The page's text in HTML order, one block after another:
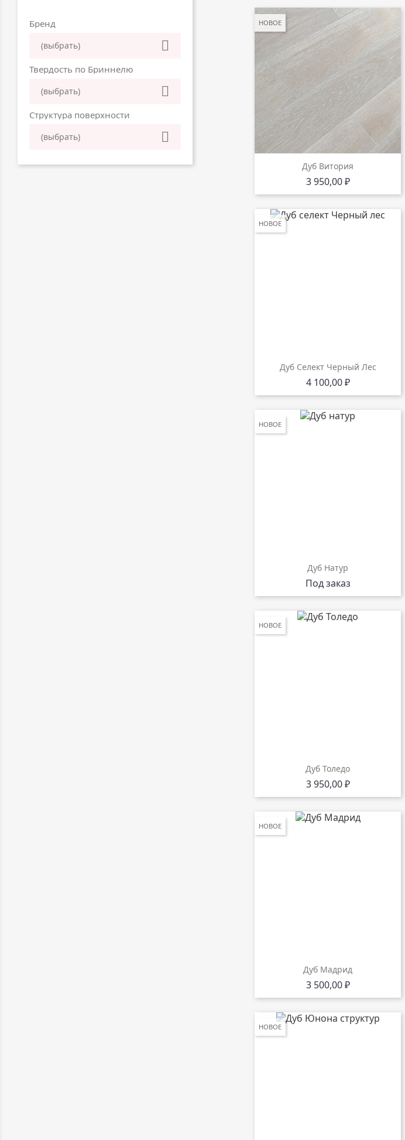
Бренд
(выбрать) 
Твердость по Бриннелю
(выбрать) 
Структура поверхности
(выбрать) 
Дуб Витория
Цена
3 950,00 ₽
НОВОЕ
Дуб Селект Черный Лес
Цена
4 100,00 ₽
НОВОЕ
Дуб Натур
Под заказ
НОВОЕ
Дуб Толедо
Цена
3 950,00 ₽
НОВОЕ
Дуб Мадрид
Цена
3 500,00 ₽
НОВОЕ
НОВОЕ